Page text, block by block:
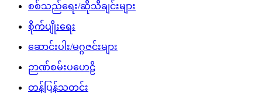
စစ်သည်ရေး/ဆိုသီချင်းများ
စိုက်ပျိုးရေး
ဆောင်းပါး/မဂ္ဂဇင်းများ
ဉာဏ်စမ်းပဟေဠိ
တန်ပြန်သတင်း